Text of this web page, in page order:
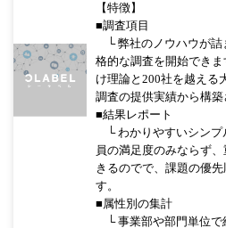
【特徴】
■調査項目
└ 弊社のノウハウが詰
格的な調査を開始でき
け理論と200社を越える
調査の提供実績から構築
■結果レポート
└ わかりやすいシンプ
員の満足度のみならず
きるのでで、課題の優
す。
■属性別の集計
└ 事業部や部門単位で